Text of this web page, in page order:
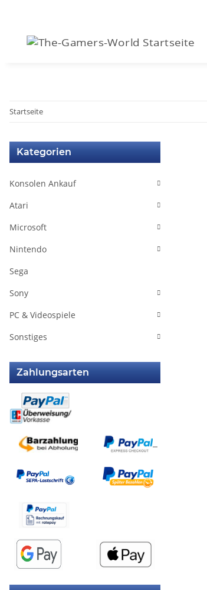
Startseite
Kategorien
Konsolen Ankauf
Atari
Microsoft
Nintendo
Sega
Sony
PC & Videospiele
Sonstiges
Zahlungsarten